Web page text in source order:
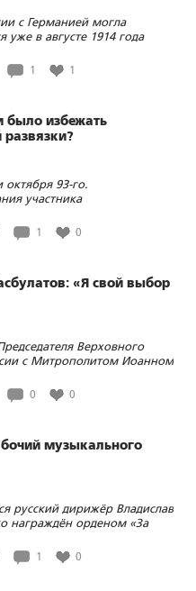
с Германией могла
уже в августе 1914 года
1 1
избежать
октября 93-го.
участника
1 0
«Я свой выбор
Верховного
с Митрополитом Иоанном
о других малоизвестных
и осени 1993 года
0 0
музыкального
русский дирижёр Владислав
награждён орденом «За
Отечеством»
1 0